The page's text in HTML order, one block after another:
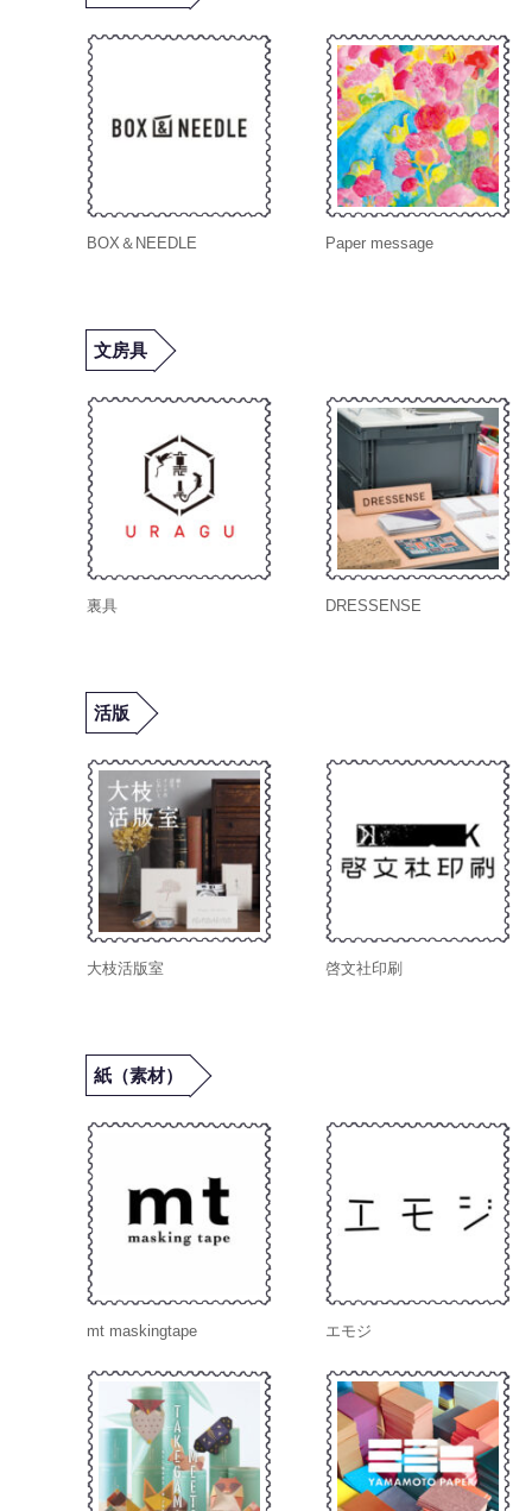
BOX＆NEEDLE Paper message
文房具
裏具 DRESSENSE
活版
大枝活版室 啓文社印刷
紙（素材）
mt maskingtape エモジ